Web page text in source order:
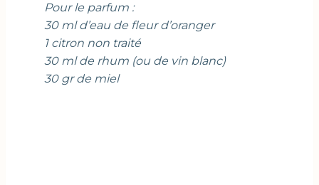
Pour le parfum :
30 ml d’eau de fleur d’oranger
1 citron non traité
30 ml de rhum (ou de vin blanc)
30 gr de miel